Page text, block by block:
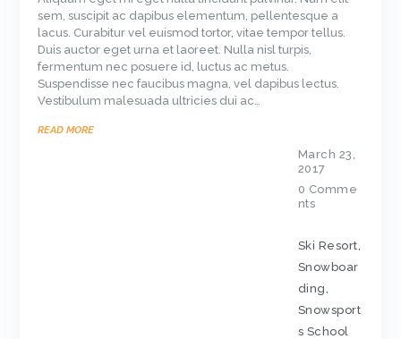
sem, suscipit ac dapibus elementum, pellentesque a
lacus. Curabitur vel euismod tortor, vitae tempor tellus.
Duis auctor eget urna et laoreet. Nulla nisl turpis,
fermentum nec posuere id, luctus ac metus.
Suspendisse nec faucibus magna, vel dapibus lectus.
Vestibulum malesuada ultricies dui ac…
READ MORE
March 23,
2017
0 Comme
nts
Ski Resort
Snowboar
ding
Snowsport
s School